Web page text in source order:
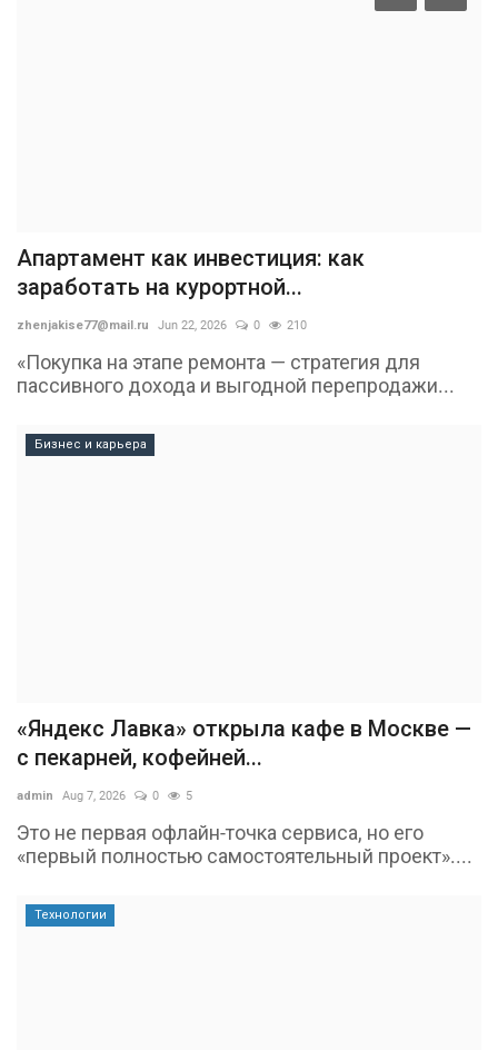
Апартамент как инвестиция: как
заработать на курортной...
zhenjakise77@mail.ru Jun 22, 2026 0 210
«Покупка на этапе ремонта — стратегия для
пассивного дохода и выгодной перепродажи...
Бизнес и карьера
«Яндекс Лавка» открыла кафе в Москве —
с пекарней, кофейней...
admin Aug 7, 2026 0 5
Это не первая офлайн-точка сервиса, но его
«первый полностью самостоятельный проект»....
Технологии